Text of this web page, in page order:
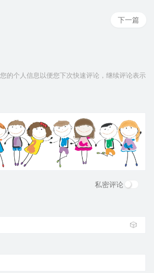
下一篇
的个人信息以便您下次快速评论，继续评论表示
私密评论
🎲